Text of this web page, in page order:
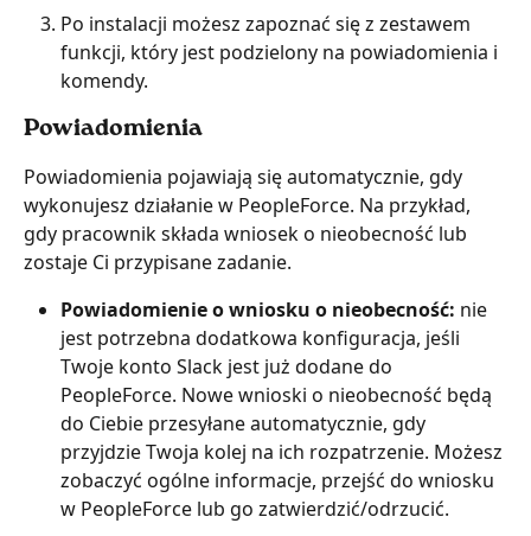
Po instalacji możesz zapoznać się z zestawem
funkcji, który jest podzielony na powiadomienia i
komendy.
Powiadomienia
Powiadomienia pojawiają się automatycznie, gdy
wykonujesz działanie w PeopleForce. Na przykład,
gdy pracownik składa wniosek o nieobecność lub
zostaje Ci przypisane zadanie.
Powiadomienie o wniosku o nieobecność: nie
jest potrzebna dodatkowa konfiguracja, jeśli
Twoje konto Slack jest już dodane do
PeopleForce. Nowe wnioski o nieobecność będą
do Ciebie przesyłane automatycznie, gdy
przyjdzie Twoja kolej na ich rozpatrzenie. Możesz
zobaczyć ogólne informacje, przejść do wniosku
w PeopleForce lub go zatwierdzić/odrzucić.